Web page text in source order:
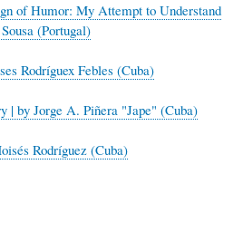
of Humor: My Attempt to Understand
(Portugal)
Rodríguex Febles (Cuba)
| by Jorge A. Piñera "Jape" (Cuba)
Rodríguez (Cuba)